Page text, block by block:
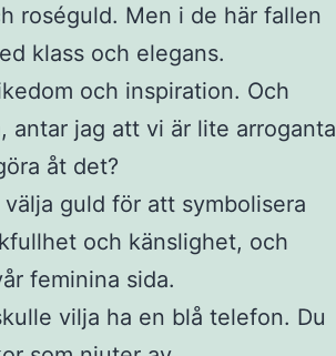
roséguld. Men i de här fallen
klass och elegans.
och inspiration. Och
antar jag att vi är lite arroganta
åt det?
guld för att symbolisera
och känslighet, och
feminina sida.
vilja ha en blå telefon. Du